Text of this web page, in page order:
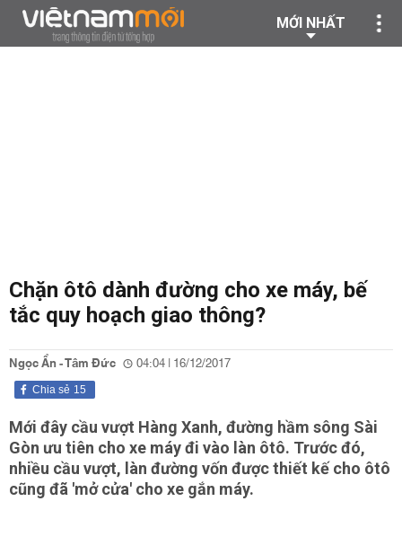
MỚI NHẤT
Chặn ôtô dành đường cho xe máy, bế
tắc quy hoạch giao thông?
Ngọc Ẩn - Tâm Đức 04:04 | 16/12/2017
15
Chia sẻ
Mới đây cầu vượt Hàng Xanh, đường hầm sông Sài
Gòn ưu tiên cho xe máy đi vào làn ôtô. Trước đó,
nhiều cầu vượt, làn đường vốn được thiết kế cho ôtô
cũng đã 'mở cửa' cho xe gắn máy.